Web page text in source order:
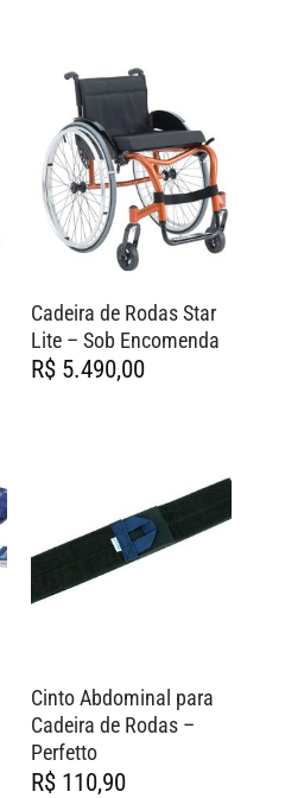
Cadeira de Rodas Star
Lite – Sob Encomenda
R$5.490,00
Cinto Abdominal para
Cadeira de Rodas –
Perfetto
R$110,90